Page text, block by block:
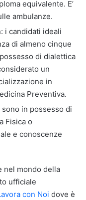
equivalente. E’
ambulanze.
: i candidati ideali
di almeno cinque
di dialettica
un
in
Preventiva.
in possesso di
Fisica o
e conoscenze
nel mondo della
ufficiale
con Noi dove è